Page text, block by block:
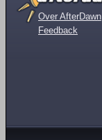
Over AfterDawn
Feedback